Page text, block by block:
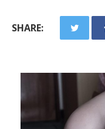
SHARE: